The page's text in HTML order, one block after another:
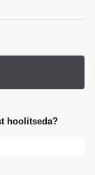
hoolitseda?